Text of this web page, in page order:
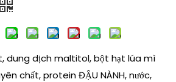
dung dịch maltitol, bột hạt lúa mì
chất, protein ĐẬU NÀNH, nước,